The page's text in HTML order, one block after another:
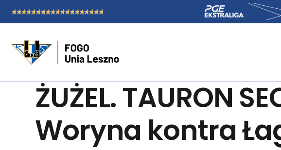
ŻUŻEL. TAURON
Woryna kontra